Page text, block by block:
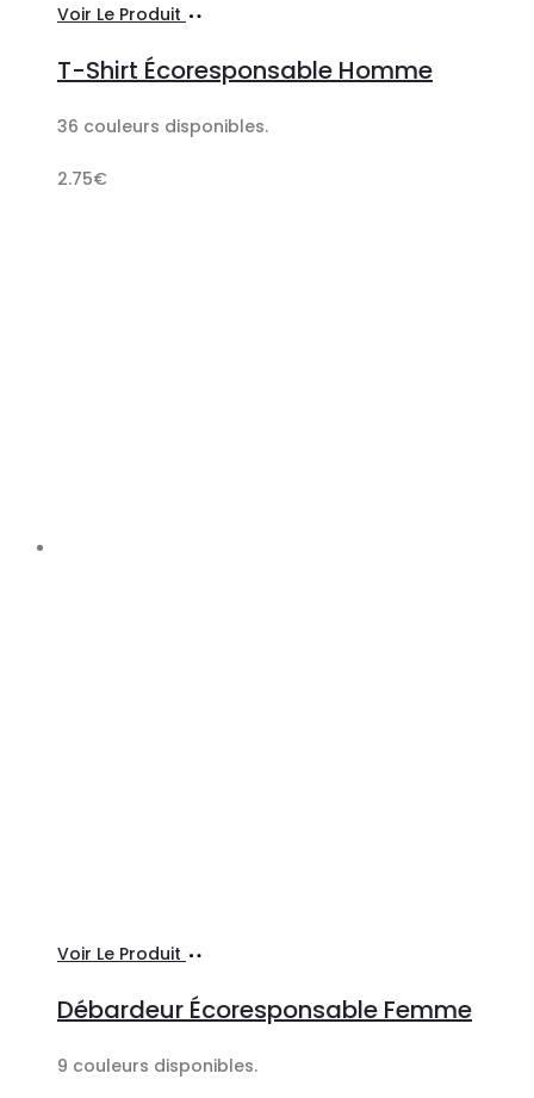
Voir Le Produit
panier
T-Shirt Écoresponsable Homme
36 couleurs disponibles.
2.75€
Voir Le Produit
panier
Débardeur Écoresponsable Femme
9 couleurs disponibles.